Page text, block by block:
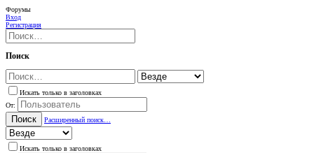
Форумы
Вход
Регистрация
Поиск
Искать только в заголовках
От:
Поиск Расширенный поиск…
Искать только в заголовках